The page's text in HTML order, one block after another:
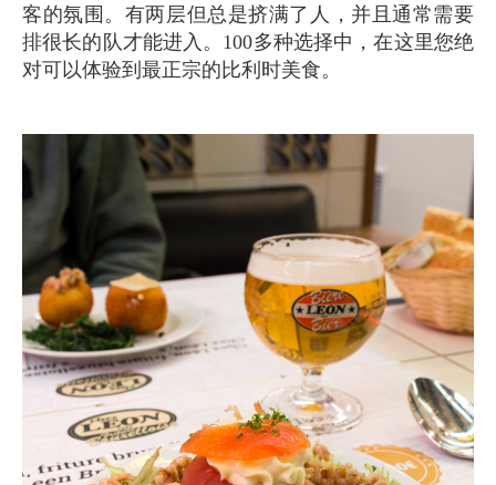
客的氛围。有两层但总是挤满了人，并且通常需要
排很长的队才能进入。100多种选择中，在这里您绝
对可以体验到最正宗的比利时美食。